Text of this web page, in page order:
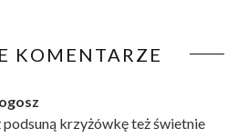
KOMENTARZE
krzyżówkęteż świetnie